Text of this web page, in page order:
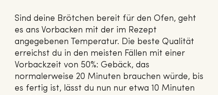
Sind deine Brötchen bereit für den Ofen, geht
es ans Vorbacken mit der im Rezept
angegebenen Temperatur. Die beste Qualität
erreichst du in den meisten Fällen mit einer
Vorbackzeit von 50%: Gebäck, das
normalerweise 20 Minuten brauchen würde, bis
es fertig ist, lässt du nun nur etwa 10 Minuten